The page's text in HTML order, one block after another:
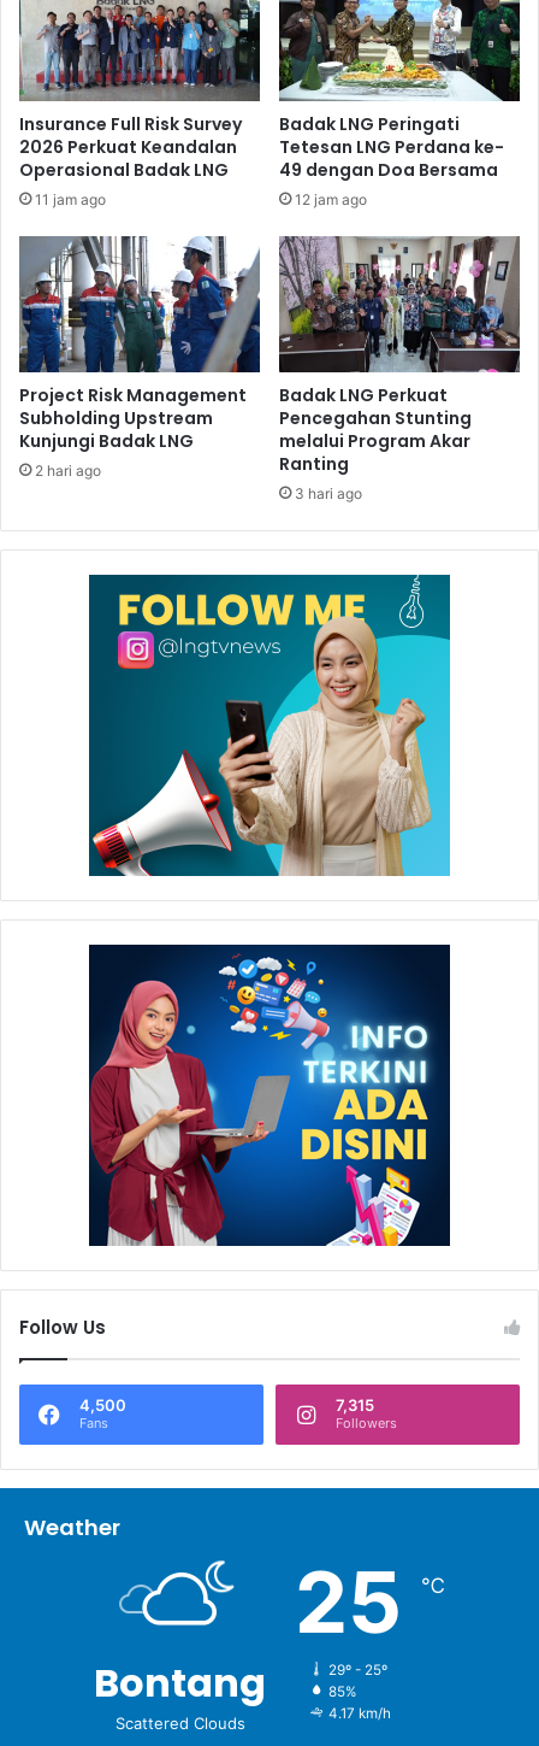
Melihat secara langsung perkembangannya, President
Director & CEO Badak LNG Didik Sasongko Widi mengaku
yakin kedepannya Pusat Konservasi Mangrove dapat
menjadi ekowisata yang sangat menarik dan menjadi
percontohan terkait dengan pembudidayaan mangrove.
Dalam kesempatan ini ketua Kelompok Tani Lestari Indah
Muhammad Ali mengungkapkan bahwa Badak LNG
memiliki peran yang sangat besar terhadap perkembangan
konservasi mangrove yang digelutinya (*).
Insurance Full Risk Survey
2026 Perkuat Keandalan
Operasional Badak LNG
11 jam ago
Badak LNG Peringati
Tetesan LNG Perdana ke-
49 dengan Doa Bersama
12 jam ago
Project Risk Management
Subholding Upstream
Kunjungi Badak LNG
2 hari ago
Badak LNG Perkuat
Pencegahan Stunting
melalui Program Akar
Ranting
3 hari ago
Follow Us
4,500
Fans
7,315
Followers
Weather
Bontang
Scattered Clouds
25 ℃
29º - 25º
85%
4.17 km/h